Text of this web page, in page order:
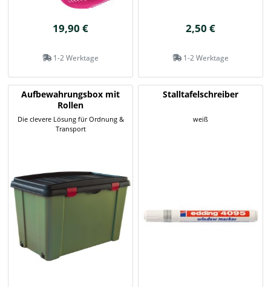
19,90 €
1-2 Werktage
2,50 €
1-2 Werktage
Aufbewahrungsbox mit
Rollen
Die clevere Lösung für Ordnung &
Transport
Stalltafelschreiber
weiß